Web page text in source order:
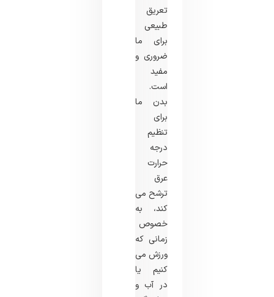
تعریق
طبیعی
برای ما
ضروری و
مفید
است.
بدن ما
برای
تنظیم
درجه
حرارت
عرق
ترشح می
کند، به
خصوص
زمانی که
ورزش می
کنیم یا
در آب و